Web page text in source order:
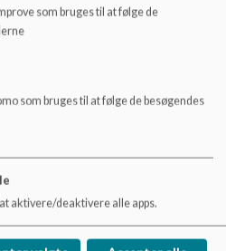
9400 Nørresundby
som bruges til at følge de
som bruges til at følge de besøgendes
aktivere/deaktivere alle apps.